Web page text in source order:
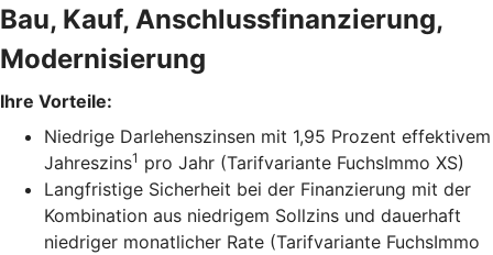
Bau, Kauf, Anschlussfinanzierung,
Modernisierung
Ihre Vorteile:
Niedrige Darlehenszinsen mit 1,95 Prozent effektivem
Jahreszins1 pro Jahr (Tarifvariante FuchsImmo XS)
Langfristige Sicherheit bei der Finanzierung mit der
Kombination aus niedrigem Sollzins und dauerhaft
niedriger monatlicher Rate (Tarifvariante FuchsImmo